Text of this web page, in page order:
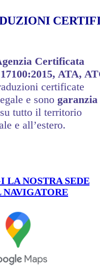
Certificata
ATA,
certificate
e sono garanzia
su tutto il territorio
e all’estero.
LA NOSTRA SEDE
NAVIGATORE